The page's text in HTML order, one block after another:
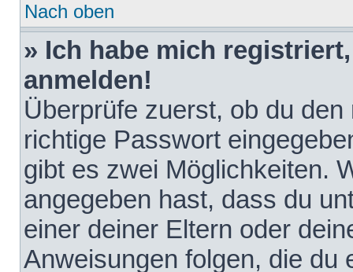
Nach oben
» Ich habe mich
anmelden!
Überprüfe zuerst, ob du
richtige Passwort
gibt es zwei Möglichkeiten.
angegeben hast, dass du
einer deiner Eltern oder
Anweisungen folgen, die du